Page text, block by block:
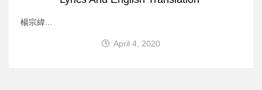
楊宗緯...
April 4, 2020